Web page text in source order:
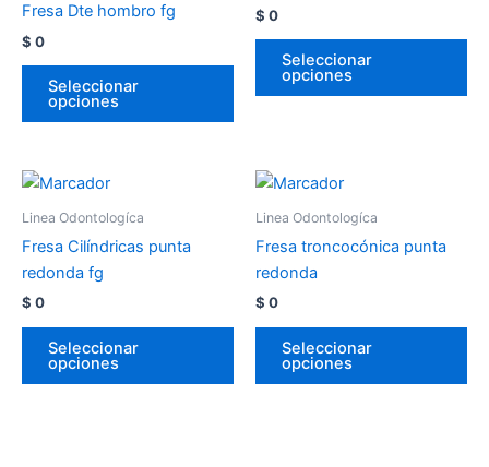
Fresa Dte hombro fg
$ 0
Seleccionar
opciones
$ 0
Seleccionar
opciones
Linea Odontologíca
Fresa Cilíndricas punta
redonda fg
$ 0
Seleccionar
opciones
Linea Odontologíca
Fresa troncocónica punta
redonda
$ 0
Seleccionar
opciones